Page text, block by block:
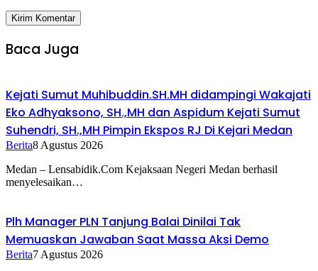
Baca Juga
Kejati Sumut Muhibuddin.SH.MH didampingi Wakajati
Eko Adhyaksono, SH.,MH dan Aspidum Kejati Sumut
Suhendri, SH.,MH Pimpin Ekspos RJ Di Kejari Medan
Berita8 Agustus 2026
Medan – Lensabidik.Com Kejaksaan Negeri Medan berhasil
menyelesaikan…
Plh Manager PLN Tanjung Balai Dinilai Tak
Memuaskan Jawaban Saat Massa Aksi Demo
Berita7 Agustus 2026